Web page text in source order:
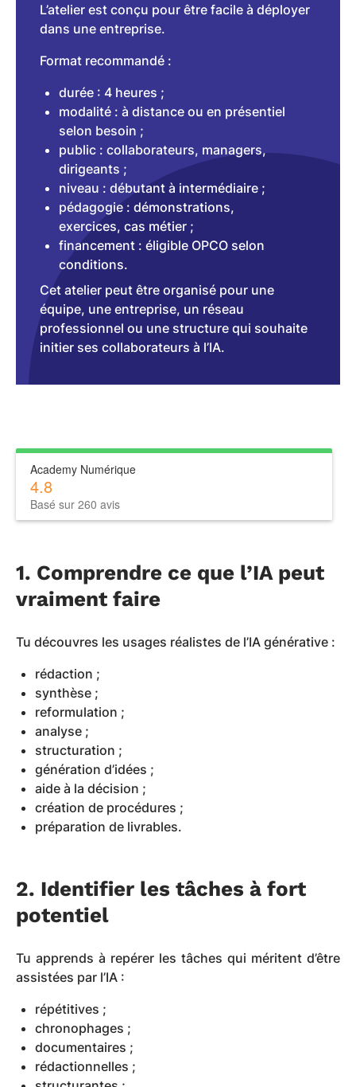
L’atelier est conçu pour être facile à déployer
dans une entreprise.
Format recommandé :
durée : 4 heures ;
modalité : à distance ou en présentiel
selon besoin ;
public : collaborateurs, managers,
dirigeants ;
niveau : débutant à intermédiaire ;
pédagogie : démonstrations,
exercices, cas métier ;
financement : éligible OPCO selon
conditions.
Cet atelier peut être organisé pour une
équipe, une entreprise, un réseau
professionnel ou une structure qui souhaite
initier ses collaborateurs à l’IA.
Academy Numérique
4.8
Basé sur 260 avis
1. Comprendre ce que l’IA peut
vraiment faire
Tu découvres les usages réalistes de l’IA générative :
rédaction ;
synthèse ;
reformulation ;
analyse ;
structuration ;
génération d’idées ;
aide à la décision ;
création de procédures ;
préparation de livrables.
2. Identifier les tâches à fort
potentiel
Tu apprends à repérer les tâches qui méritent d’être
assistées par l’IA :
répétitives ;
chronophages ;
documentaires ;
rédactionnelles ;